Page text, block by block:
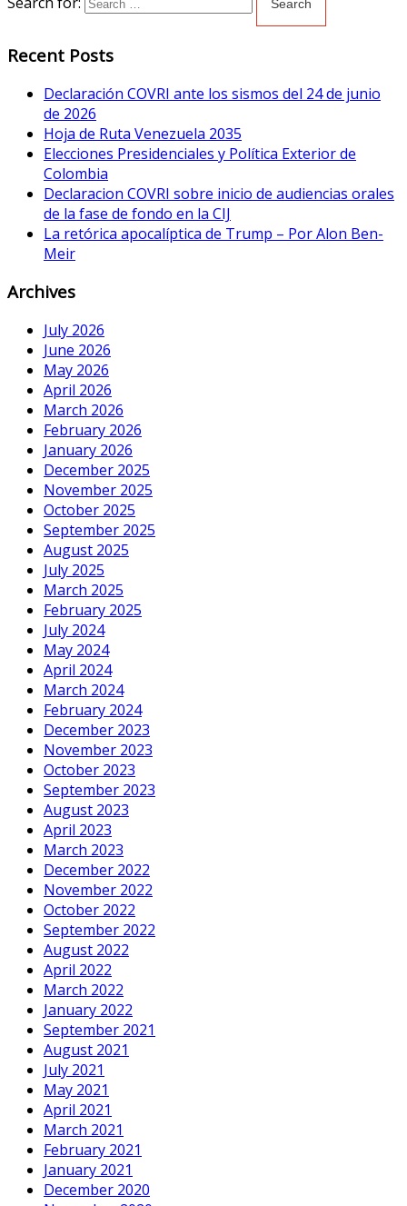
Recent Posts
Declaración COVRI ante los sismos del 24 de junio
de 2026
Hoja de Ruta Venezuela 2035
Elecciones Presidenciales y Política Exterior de
Colombia
Declaracion COVRI sobre inicio de audiencias orales
de la fase de fondo en la CIJ
La retórica apocalíptica de Trump – Por Alon Ben-
Meir
Archives
July 2026
June 2026
May 2026
April 2026
March 2026
February 2026
January 2026
December 2025
November 2025
October 2025
September 2025
August 2025
July 2025
March 2025
February 2025
July 2024
May 2024
April 2024
March 2024
February 2024
December 2023
November 2023
October 2023
September 2023
August 2023
April 2023
March 2023
December 2022
November 2022
October 2022
September 2022
August 2022
April 2022
March 2022
January 2022
September 2021
August 2021
July 2021
May 2021
April 2021
March 2021
February 2021
January 2021
December 2020